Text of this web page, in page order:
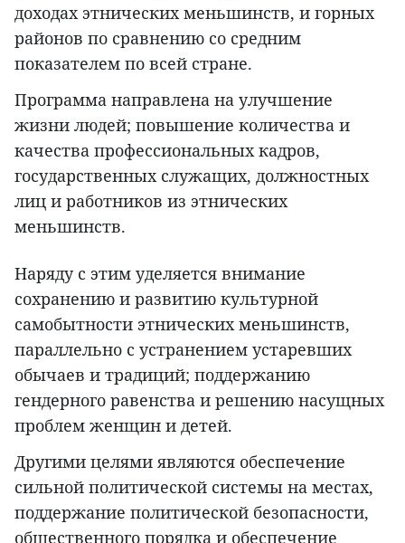
доходах этнических меньшинств, и горных
районов по сравнению со средним
показателем по всей стране.
Программа направлена на улучшение
жизни людей; повышение количества и
качества профессиональных кадров,
государственных служащих, должностных
лиц и работников из этнических
меньшинств.
Наряду с этим уделяется внимание
сохранению и развитию культурной
самобытности этнических меньшинств,
параллельно с устранением устаревших
обычаев и традиций; поддержанию
гендерного равенства и решению насущных
проблем женщин и детей.
Другими целями являются обеспечение
сильной политической системы на местах,
поддержание политической безопасности,
общественного порядка и обеспечение